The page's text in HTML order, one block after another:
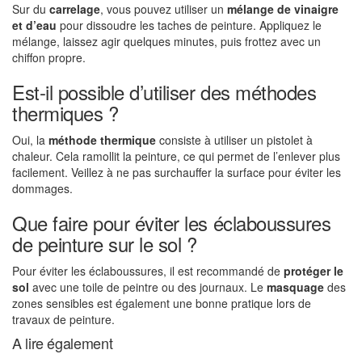
Sur du carrelage, vous pouvez utiliser un mélange de vinaigre
et d’eau pour dissoudre les taches de peinture. Appliquez le
mélange, laissez agir quelques minutes, puis frottez avec un
chiffon propre.
Est-il possible d’utiliser des méthodes
thermiques ?
Oui, la méthode thermique consiste à utiliser un pistolet à
chaleur. Cela ramollit la peinture, ce qui permet de l’enlever plus
facilement. Veillez à ne pas surchauffer la surface pour éviter les
dommages.
Que faire pour éviter les éclaboussures
de peinture sur le sol ?
Pour éviter les éclaboussures, il est recommandé de protéger le
sol avec une toile de peintre ou des journaux. Le masquage des
zones sensibles est également une bonne pratique lors de
travaux de peinture.
A lire également